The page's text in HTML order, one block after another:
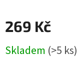
269 Kč
cena:
Skladem (>5 ks)